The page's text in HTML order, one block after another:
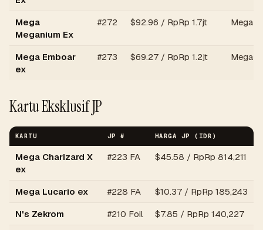
Mega
Meganium Ex
#272 $92.96 / RpRp 1.7jt Mega
Mega Emboar
ex
#273 $69.27 / RpRp 1.2jt Mega
Kartu Eksklusif JP
KARTU JP # HARGA JP (IDR)
Mega Charizard X
ex
#223 FA $45.58 / RpRp 814,211
Mega Lucario ex #228 FA $10.37 / RpRp 185,243
N's Zekrom
#210 Foil $7.85 / RpRp 140,227